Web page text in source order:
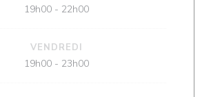
19h00 - 22h00
VENDREDI
19h00 - 23h00